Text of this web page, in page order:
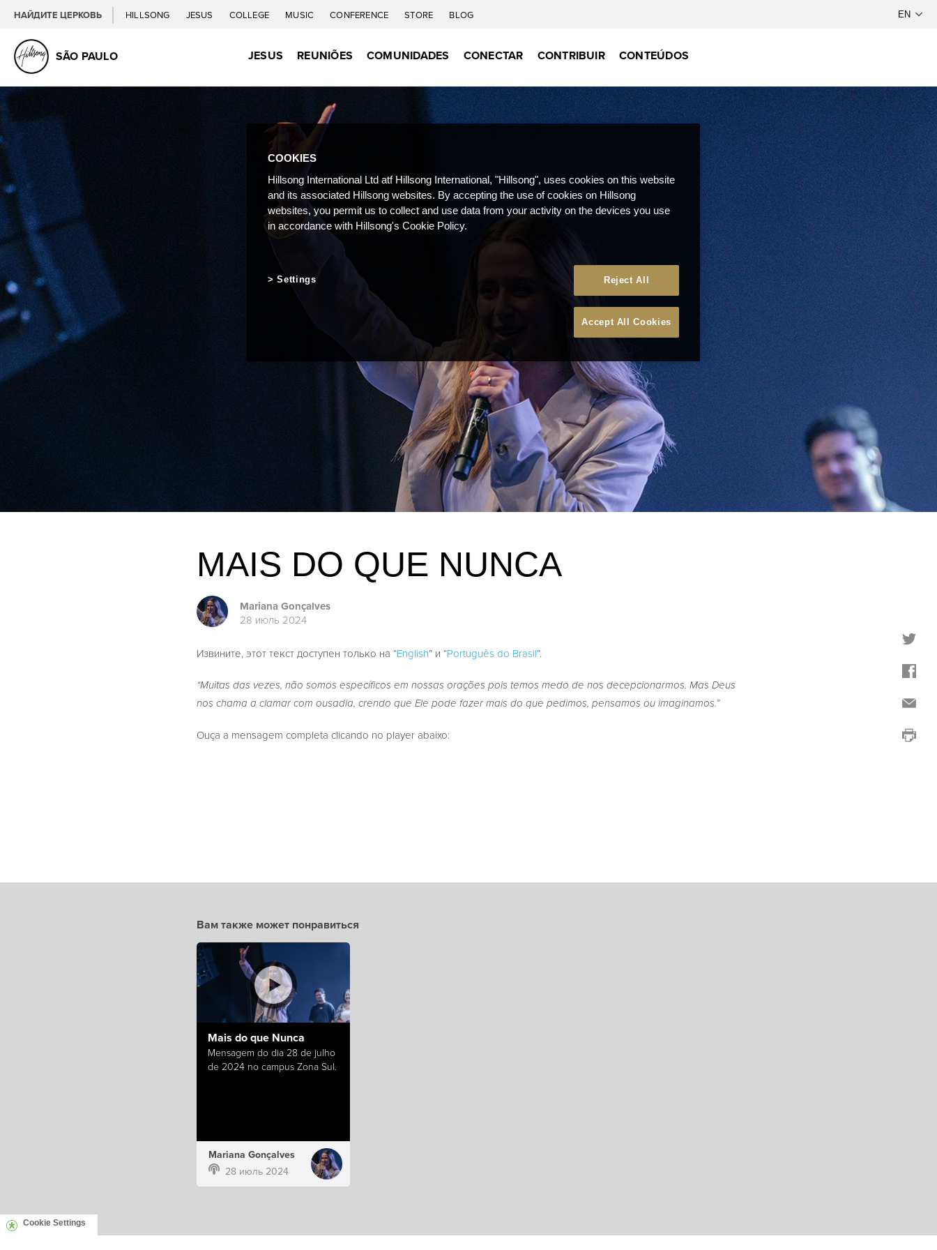
НАЙДИТЕ ЦЕРКОВЬ HILLSONG JESUS COLLEGE MUSIC CONFERENCE STORE BLOG
SÃO PAULO JESUS REUNIÕES COMUNIDADES CONECTAR CONTRIBUIR CONTEÚDOS
MAIS DO QUE NUNCA
Mariana Gonçalves
28 июль 2024
Извините, этот текст доступен только на “English” и “Português do Brasil”.
“Muitas das vezes, não somos específicos em nossas orações pois temos medo de nos decepcionarmos. Mas Deus
nos chama a clamar com ousadia, crendo que Ele pode fazer mais do que pedimos, pensamos ou imaginamos.”
Ouça a mensagem completa clicando no player abaixo:
Вам также может понравиться
Mais do que Nunca
Mensagem do dia 28 de julho
de 2024 no campus Zona Sul.
Mariana Gonçalves
28 июль 2024
Cookie Settings
COOKIES
Hillsong International Ltd atf Hillsong International, "Hillsong", uses cookies on this website
and its associated Hillsong websites. By accepting the use of cookies on Hillsong
websites, you permit us to collect and use data from your activity on the devices you use
in accordance with Hillsong's Cookie Policy.
Reject All
Accept All Cookies
Settings